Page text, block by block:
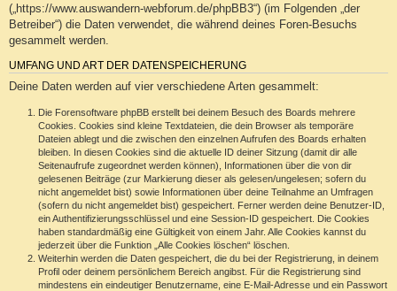
(„https://www.auswandern-webforum.de/phpBB3“) (im Folgenden „der
Betreiber“) die Daten verwendet, die während deines Foren-Besuchs
gesammelt werden.
UMFANG UND ART DER DATENSPEICHERUNG
Deine Daten werden auf vier verschiedene Arten gesammelt:
Die Forensoftware phpBB erstellt bei deinem Besuch des Boards mehrere
Cookies. Cookies sind kleine Textdateien, die dein Browser als temporäre
Dateien ablegt und die zwischen den einzelnen Aufrufen des Boards erhalten
bleiben. In diesen Cookies sind die aktuelle ID deiner Sitzung (damit dir alle
Seitenaufrufe zugeordnet werden können), Informationen über die von dir
gelesenen Beiträge (zur Markierung dieser als gelesen/ungelesen; sofern du
nicht angemeldet bist) sowie Informationen über deine Teilnahme an Umfragen
(sofern du nicht angemeldet bist) gespeichert. Ferner werden deine Benutzer-ID,
ein Authentifizierungsschlüssel und eine Session-ID gespeichert. Die Cookies
haben standardmäßig eine Gültigkeit von einem Jahr. Alle Cookies kannst du
jederzeit über die Funktion „Alle Cookies löschen“ löschen.
Weiterhin werden die Daten gespeichert, die du bei der Registrierung, in deinem
Profil oder deinem persönlichem Bereich angibst. Für die Registrierung sind
mindestens ein eindeutiger Benutzername, eine E-Mail-Adresse und ein Passwort